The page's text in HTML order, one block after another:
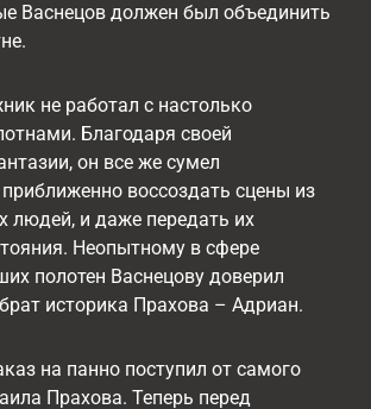
Васнецов должен был объединить
не работал с настолько
Благодаря своей
он все же сумел
воссоздать сцены из
людей, и даже передать их
Неопытному в сфере
полотен Васнецову доверил
историка Прахова – Адриан.
на панно поступил от самого
Прахова. Теперь перед